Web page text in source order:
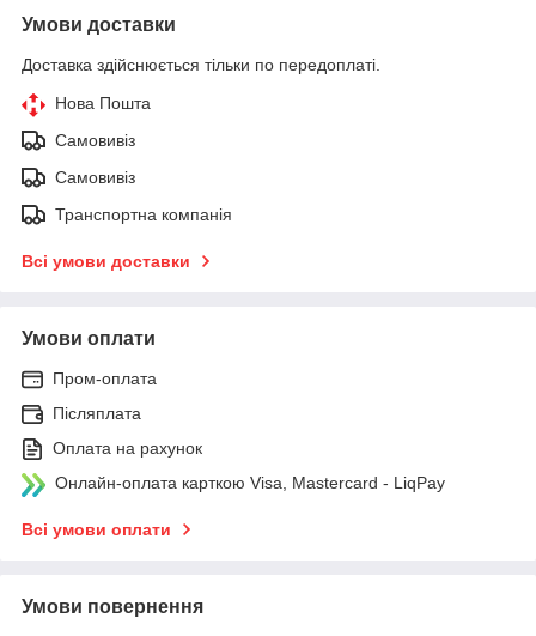
Умови доставки
Доставка здійснюється тільки по передоплаті.
Нова Пошта
Самовивіз
Самовивіз
Транспортна компанія
Всі умови доставки
Умови оплати
Пром-оплата
Післяплата
Оплата на рахунок
Онлайн-оплата карткою Visa, Mastercard - LiqPay
Всі умови оплати
Умови повернення